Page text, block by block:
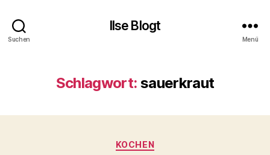
Suchen
Ilse Blogt
Menü
Schlagwort: sauerkraut
Kategorien
KOCHEN